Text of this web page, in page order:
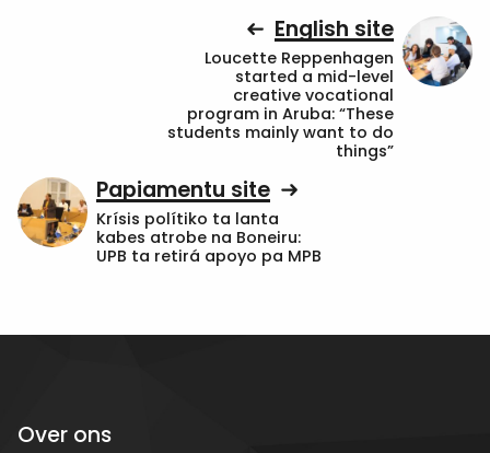
English site
Loucette Reppenhagen
started a mid-level
creative vocational
program in Aruba: “These
students mainly want to do
things”
Papiamentu site
Krísis polítiko ta lanta
kabes atrobe na Boneiru:
UPB ta retirá apoyo pa MPB
Over ons